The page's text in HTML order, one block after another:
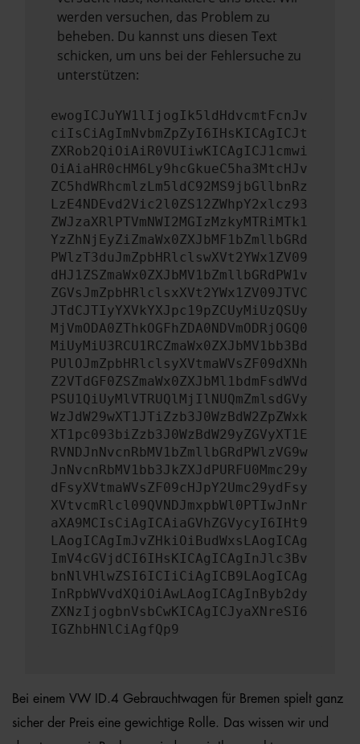
werden versuchen, das Problem zu
beheben. Du kannst uns diesen Text
schicken, um uns bei der Fehlersuche zu
unterstützen:
ewogICJuYW1lIjogIk5ldHdvcmtFcnJv
ciIsCiAgImNvbmZpZyI6IHsKICAgICJt
ZXRob2QiOiAiR0VUIiwKICAgICJ1cmwi
OiAiaHR0cHM6Ly9hcGkueC5ha3MtcHJv
ZC5hdWRhcmlzLm5ldC92MS9jbGllbnRz
LzE4NDEvd2Vic2l0ZS12ZWhpY2xlcz93
ZWJzaXRlPTVmNWI2MGIzMzkyMTRiMTk1
YzZhNjEyZiZmaWx0ZXJbMF1bZmllbGRd
PWlzT3duJmZpbHRlclswXVt2YWx1ZV09
dHJ1ZSZmaWx0ZXJbMV1bZmllbGRdPW1v
ZGVsJmZpbHRlclsxXVt2YWx1ZV09JTVC
JTdCJTIyYXVkYXJpc19pZCUyMiUzQSUy
MjVmODA0ZThkOGFhZDA0NDVmODRjOGQ0
MiUyMiU3RCU1RCZmaWx0ZXJbMV1bb3Bd
PUlOJmZpbHRlclsyXVtmaWVsZF09dXNh
Z2VTdGF0ZSZmaWx0ZXJbMl1bdmFsdWVd
PSU1QiUyMlVTRUQlMjIlNUQmZmlsdGVy
WzJdW29wXT1JTiZzb3J0WzBdW2ZpZWxk
XT1pc093biZzb3J0WzBdW29yZGVyXT1E
RVNDJnNvcnRbMV1bZmllbGRdPWlzVG9w
JnNvcnRbMV1bb3JkZXJdPURFU0Mmc29y
dFsyXVtmaWVsZF09cHJpY2Umc29ydFsy
XVtvcmRlcl09QVNDJmxpbWl0PTIwJnNr
aXA9MCIsCiAgICAiaGVhZGVycyI6IHt9
LAogICAgImJvZHkiOiBudWxsLAogICAg
ImV4cGVjdCI6IHsKICAgICAgInJlc3Bv
bnNlVHlwZSI6ICIiCiAgICB9LAogICAg
InRpbWVvdXQiOiAwLAogICAgInByb2dy
ZXNzIjogbnVsbCwKICAgICJyaXNreSI6
IGZhbHNlCiAgfQp9
Bei einem VW ID.4 Gebrauchtwagen für Bremen spielt ganz
sicher der Preis eine gewichtige Rolle. Das wissen wir und